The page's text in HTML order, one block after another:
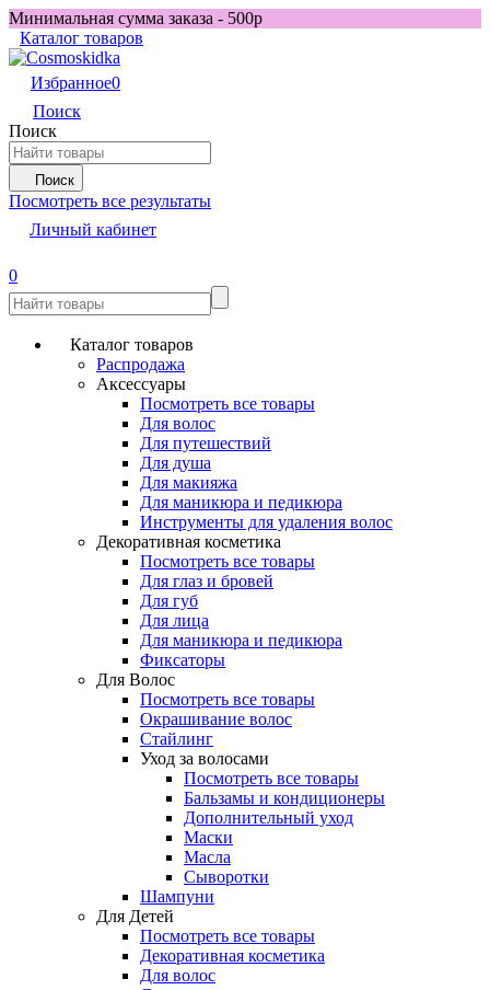
Минимальная сумма заказа - 500р
Каталог товаров
Избранное0
Поиск
Поиск
Поиск
Посмотреть все результаты
Личный кабинет
0
Каталог товаров
Распродажа
Аксессуары
Посмотреть все товары
Для волос
Для путешествий
Для душа
Для макияжа
Для маникюра и педикюра
Инструменты для удаления волос
Декоративная косметика
Посмотреть все товары
Для глаз и бровей
Для губ
Для лица
Для маникюра и педикюра
Фиксаторы
Для Волос
Посмотреть все товары
Окрашивание волос
Стайлинг
Уход за волосами
Посмотреть все товары
Бальзамы и кондиционеры
Дополнительный уход
Маски
Масла
Сыворотки
Шампуни
Для Детей
Посмотреть все товары
Декоративная косметика
Для волос